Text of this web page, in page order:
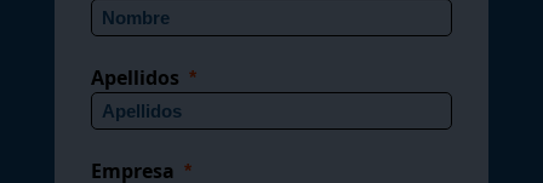
Apellidos
Empresa